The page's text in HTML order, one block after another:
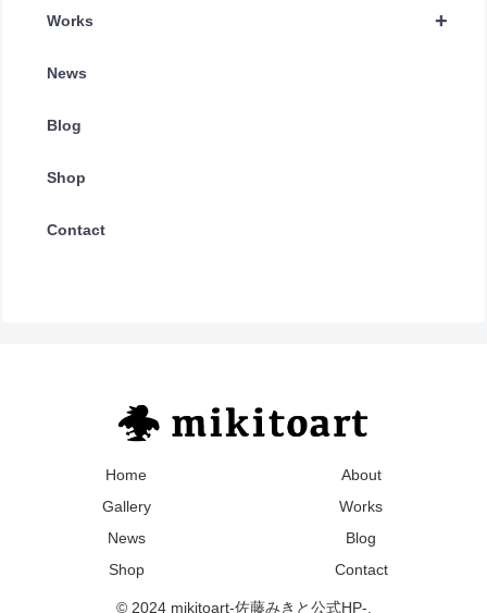
+
Works
News
Blog
Shop
Contact
Home
About
Gallery
Works
News
Blog
Shop
Contact
© 2024 mikitoart-佐藤みきと公式HP-.